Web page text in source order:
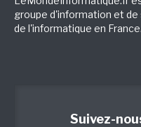
groupe d'information et
de l'informatique en France.
Suivez-